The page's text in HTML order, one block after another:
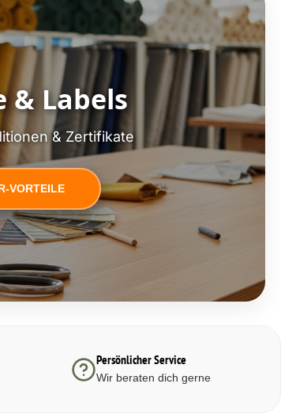
& Labels
& Zertifikate
VORTEILE
Persönlicher Service
Wir beraten dich gerne